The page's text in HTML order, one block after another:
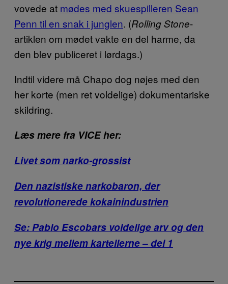
vovede at mødes med skuespilleren Sean
Penn til en snak i junglen. (Rolling Stone-
artiklen om mødet vakte en del harme, da
den blev publiceret i lørdags.)
Indtil videre må Chapo dog nøjes med den
her korte (men ret voldelige) dokumentariske
skildring.
Læs mere fra VICE her:
Livet som narko-grossist
Den nazistiske narkobaron, der
revolutionerede kokainindustrien
Se: Pablo Escobars voldelige arv og den
nye krig mellem kartellerne – del 1